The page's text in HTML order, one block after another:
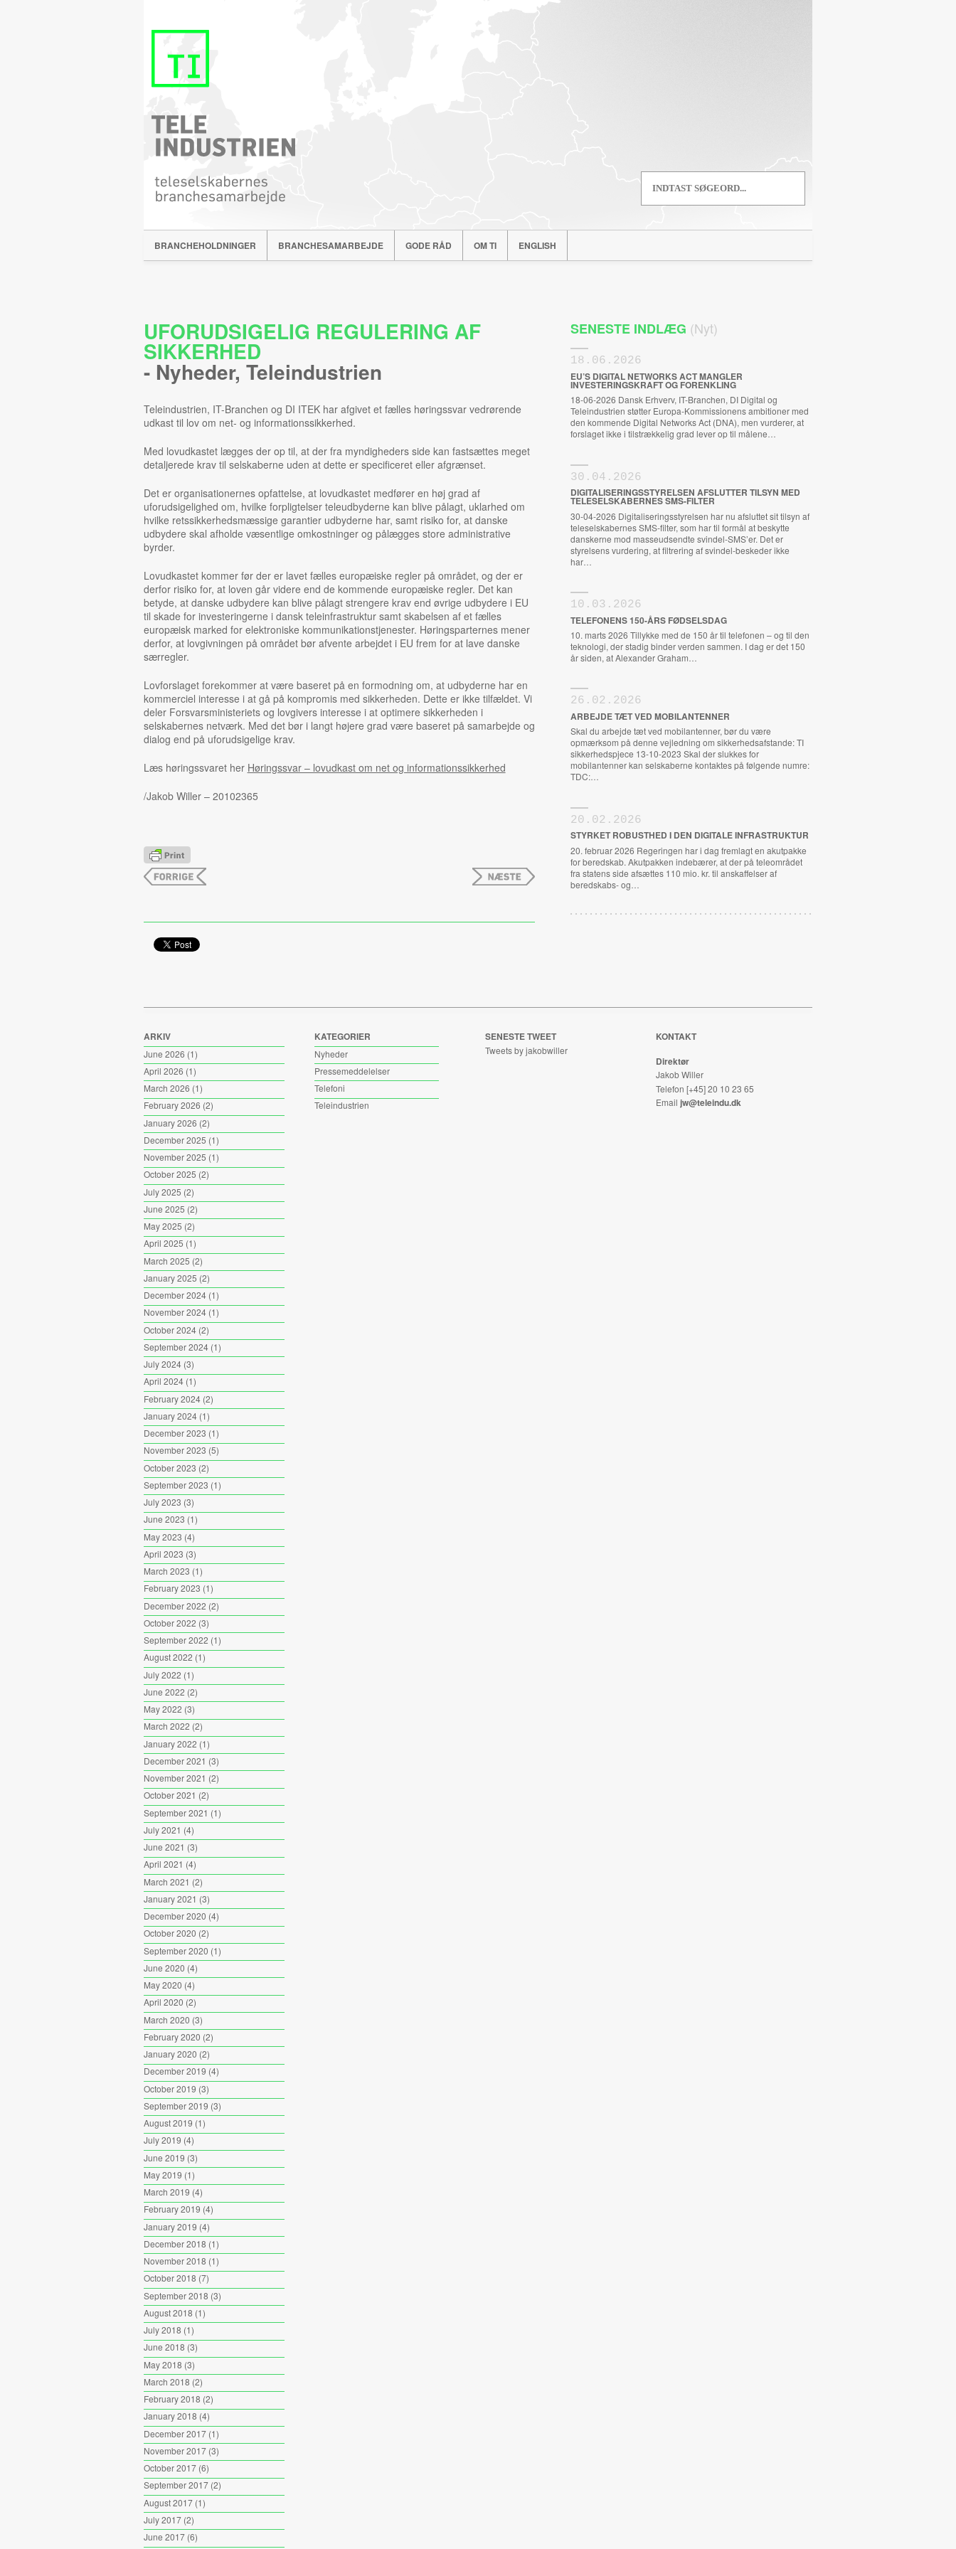
BRANCHEHOLDNINGER BRANCHESAMARBEJDE GODE RÅD OM TI ENGLISH
UFORUDSIGELIG REGULERING AF
SIKKERHED
- Nyheder, Teleindustrien
Teleindustrien, IT-Branchen og DI ITEK har afgivet et fælles høringssvar vedrørende
udkast til lov om net- og informationssikkerhed.
Med lovudkastet lægges der op til, at der fra myndigheders side kan fastsættes meget
detaljerede krav til selskaberne uden at dette er specificeret eller afgrænset.
Det er organisationernes opfattelse, at lovudkastet medfører en høj grad af
uforudsigelighed om, hvilke forpligtelser teleudbyderne kan blive pålagt, uklarhed om
hvilke retssikkerhedsmæssige garantier udbyderne har, samt risiko for, at danske
udbydere skal afholde væsentlige omkostninger og pålægges store administrative
byrder.
Lovudkastet kommer før der er lavet fælles europæiske regler på området, og der er
derfor risiko for, at loven går videre end de kommende europæiske regler. Det kan
betyde, at danske udbydere kan blive pålagt strengere krav end øvrige udbydere i EU
til skade for investeringerne i dansk teleinfrastruktur samt skabelsen af et fælles
europæisk marked for elektroniske kommunikationstjenester. Høringsparternes mener
derfor, at lovgivningen på området bør afvente arbejdet i EU frem for at lave danske
særregler.
Lovforslaget forekommer at være baseret på en formodning om, at udbyderne har en
kommerciel interesse i at gå på kompromis med sikkerheden. Dette er ikke tilfældet. Vi
deler Forsvarsministeriets og lovgivers interesse i at optimere sikkerheden i
selskabernes netværk. Med det bør i langt højere grad være baseret på samarbejde og
dialog end på uforudsigelige krav.
Læs høringssvaret her Høringssvar – lovudkast om net og informationssikkerhed
/Jakob Willer – 20102365
SENESTE INDLÆG (Nyt)
18.06.2026
EU’S DIGITAL NETWORKS ACT MANGLER
INVESTERINGSKRAFT OG FORENKLING
18-06-2026 Dansk Erhverv, IT-Branchen, DI Digital og
Teleindustrien støtter Europa-Kommissionens ambitioner med
den kommende Digital Networks Act (DNA), men vurderer, at
forslaget ikke i tilstrækkelig grad lever op til målene…
30.04.2026
DIGITALISERINGSSTYRELSEN AFSLUTTER TILSYN MED
TELESELSKABERNES SMS-FILTER
30-04-2026 Digitaliseringsstyrelsen har nu afsluttet sit tilsyn af
teleselskabernes SMS-filter, som har til formål at beskytte
danskerne mod masseudsendte svindel-SMS’er. Det er
styrelsens vurdering, at filtrering af svindel-beskeder ikke
har…
10.03.2026
TELEFONENS 150-ÅRS FØDSELSDAG
10. marts 2026 Tillykke med de 150 år til telefonen – og til den
teknologi, der stadig binder verden sammen. I dag er det 150
år siden, at Alexander Graham…
26.02.2026
ARBEJDE TÆT VED MOBILANTENNER
Skal du arbejde tæt ved mobilantenner, bør du være
opmærksom på denne vejledning om sikkerhedsafstande: TI
sikkerhedspjece 13-10-2023 Skal der slukkes for
mobilantenner kan selskaberne kontaktes på følgende numre:
TDC:…
20.02.2026
STYRKET ROBUSTHED I DEN DIGITALE INFRASTRUKTUR
20. februar 2026 Regeringen har i dag fremlagt en akutpakke
for beredskab. Akutpakken indebærer, at der på teleområdet
fra statens side afsættes 110 mio. kr. til anskaffelser af
beredskabs- og…
ARKIV
June 2026 (1)
April 2026 (1)
March 2026 (1)
February 2026 (2)
January 2026 (2)
December 2025 (1)
November 2025 (1)
October 2025 (2)
July 2025 (2)
June 2025 (2)
May 2025 (2)
April 2025 (1)
March 2025 (2)
January 2025 (2)
December 2024(1)
November 2024(1)
October 2024(2)
September 2024(1)
July 2024(3)
April 2024(1)
February 2024(2)
January 2024(1)
December 2023 (1)
November 2023 (5)
October 2023 (2)
September 2023 (1)
July 2023 (3)
June 2023 (1)
May 2023 (4)
April 2023 (3)
March 2023 (1)
February 2023 (1)
December 2022 (2)
October 2022 (3)
September 2022 (1)
August 2022 (1)
July 2022 (1)
June 2022 (2)
May 2022 (3)
March 2022 (2)
January 2022 (1)
December 2021 (3)
November 2021 (2)
October 2021 (2)
September 2021 (1)
July 2021 (4)
June 2021 (3)
April 2021 (4)
March 2021 (2)
January 2021 (3)
December 2020 (4)
October 2020 (2)
September 2020 (1)
June 2020 (4)
May 2020 (4)
April 2020 (2)
March 2020 (3)
February 2020 (2)
January 2020 (2)
December 2019 (4)
October 2019 (3)
September 2019 (3)
August 2019 (1)
July 2019 (4)
June 2019 (3)
May 2019 (1)
March 2019 (4)
February 2019 (4)
January 2019 (4)
December 2018 (1)
November 2018 (1)
October 2018 (7)
September 2018 (3)
August 2018 (1)
July 2018 (1)
June 2018 (3)
May 2018 (3)
March 2018 (2)
February 2018 (2)
January 2018 (4)
December 2017(1)
November 2017(3)
October 2017(6)
September 2017(2)
August 2017(1)
July 2017(2)
June 2017(6)
KATEGORIER
Nyheder
Pressemeddelelser
Telefoni
Teleindustrien
SENESTE TWEET
Tweets by jakobwiller
KONTAKT
Direktør
Jakob Willer
Telefon [+45] 20 10 23 65
Email jw@teleindu.dk